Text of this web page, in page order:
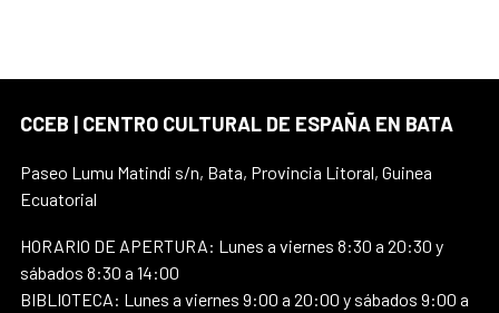
CCEB | CENTRO CULTURAL DE ESPAÑA EN BATA
Paseo Lumu Matindi s/n, Bata, Provincia Litoral, Guinea
Ecuatorial
HORARIO DE APERTURA: Lunes a viernes 8:30 a 20:30 y
sábados 8:30 a 14:00
BIBLIOTECA: Lunes a viernes 9:00 a 20:00 y sábados 9:00 a